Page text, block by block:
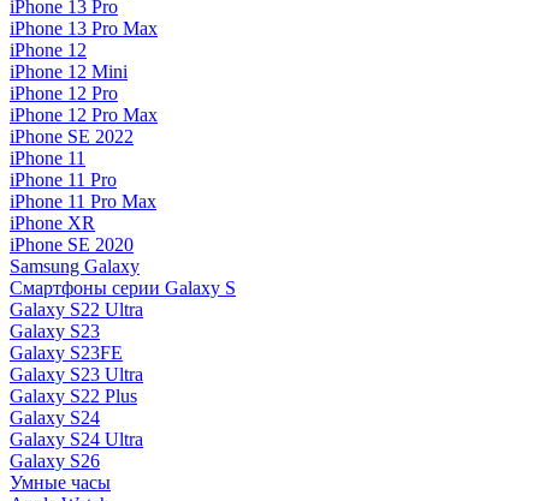
iPhone 13 Pro
iPhone 13 Pro Max
iPhone 12
iPhone 12 Mini
iPhone 12 Pro
iPhone 12 Pro Max
iPhone SE 2022
iPhone 11
iPhone 11 Pro
iPhone 11 Pro Max
iPhone XR
iPhone SE 2020
Samsung Galaxy
Смартфоны серии Galaxy S
Galaxy S22 Ultra
Galaxy S23
Galaxy S23FE
Galaxy S23 Ultra
Galaxy S22 Plus
Galaxy S24
Galaxy S24 Ultra
Galaxy S26
Умные часы